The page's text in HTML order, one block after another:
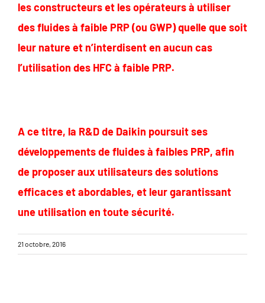
les constructeurs et les opérateurs à utiliser
des fluides à faible PRP (ou GWP) quelle que soit
leur nature et n’interdisent en aucun cas
l’utilisation des HFC à faible PRP.
A ce titre, la R&D de Daikin poursuit ses
développements de fluides à faibles PRP, afin
de proposer aux utilisateurs des solutions
efficaces et abordables, et leur garantissant
une utilisation en toute sécurité.
21 octobre, 2016